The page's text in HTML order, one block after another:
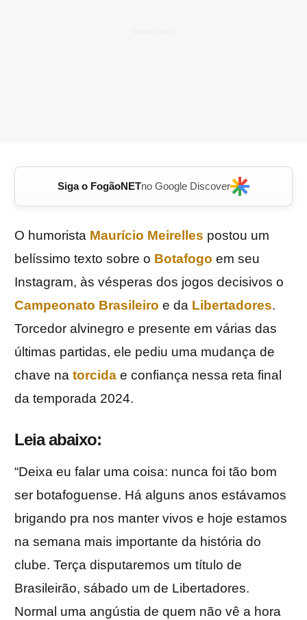
Siga o FogãoNETno Google Discover
O humorista Maurício Meirelles postou um
belíssimo texto sobre o Botafogo em seu
Instagram, às vésperas dos jogos decisivos o
Campeonato Brasileiro e da Libertadores.
Torcedor alvinegro e presente em várias das
últimas partidas, ele pediu uma mudança de
chave na torcida e confiança nessa reta final
da temporada 2024.
Leia abaixo:
“Deixa eu falar uma coisa: nunca foi tão bom
ser botafoguense. Há alguns anos estávamos
brigando pra nos manter vivos e hoje estamos
na semana mais importante da história do
clube. Terça disputaremos um título de
Brasileirão, sábado um de Libertadores.
Normal uma angústia de quem não vê a hora